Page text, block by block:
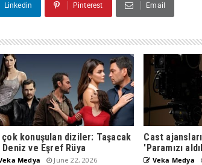
Linkedin Pinterest Email
çok konuşulan diziler: Taşacak
Deniz ve Eşref Rüya
Medya June 22, 2026
Cast
'Paramızı
Veka Medya